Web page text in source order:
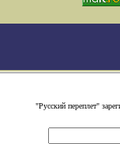
"Русский переплет"